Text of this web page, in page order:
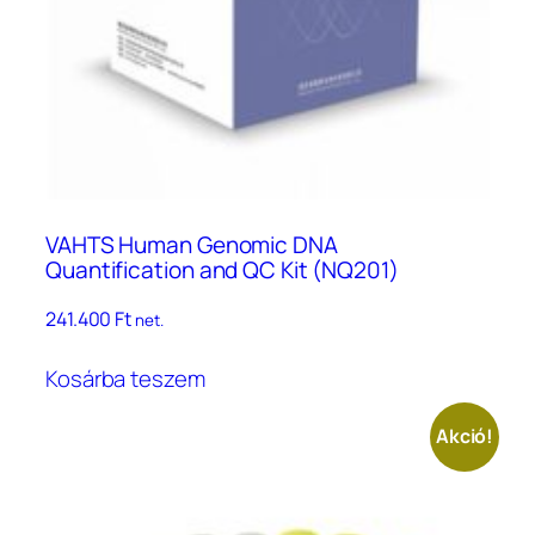
VAHTS Human Genomic DNA
Quantiﬁcation and QC Kit (NQ201)
241.400 Ft net.
Kosárba teszem
Akció!